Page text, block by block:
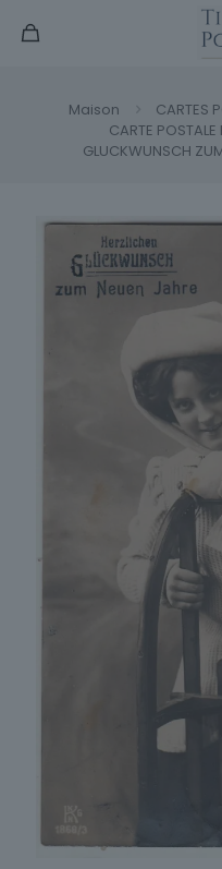
Maison CARTES
CARTE POSTALE
GLUCKWUNSCH